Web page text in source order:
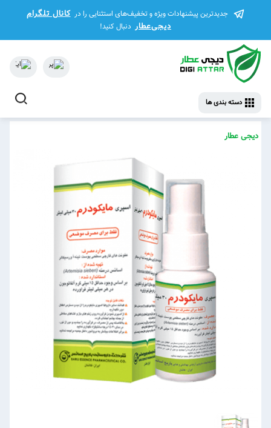
جدیدترین پیشنهادات ویژه و تخفیف‌های استثنایی را در کانال تلگرام
دیجی‌عطار دنبال کنید!
دسته بندی ها
دیجی عطار